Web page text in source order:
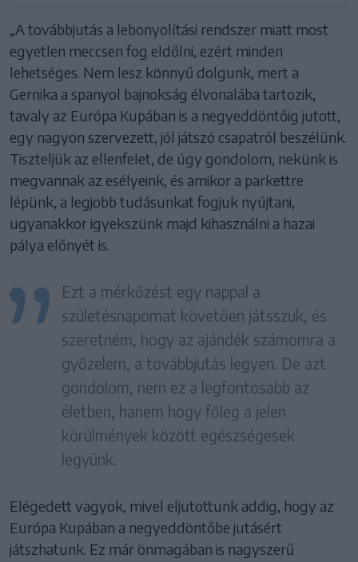
„A továbbjutás a lebonyolítási rendszer miatt most
egyetlen meccsen fog eldőlni, ezért minden
lehetséges. Nem lesz könnyű dolgunk, mert a
Gernika a spanyol bajnokság élvonalába tartozik,
tavaly az Európa Kupában is a negyeddöntőig jutott,
egy nagyon szervezett, jól játszó csapatról beszélünk.
Tiszteljük az ellenfelet, de úgy gondolom, nekünk is
megvannak az esélyeink, és amikor a parkettre
lépünk, a legjobb tudásunkat fogjuk nyújtani,
ugyanakkor igyekszünk majd kihasználni a hazai
pálya előnyét is.
Ezt a mérkőzést egy nappal a
születésnapomat követően játsszuk, és
szeretném, hogy az ajándék számomra a
győzelem, a továbbjutás legyen. De azt
gondolom, nem ez a legfontosabb az
életben, hanem hogy főleg a jelen
körülmények között egészségesek
legyünk.
Elégedett vagyok, mivel eljutottunk addig, hogy az
Európa Kupában a negyeddöntőbe jutásért
játszhatunk. Ez már önmagában is nagyszerű